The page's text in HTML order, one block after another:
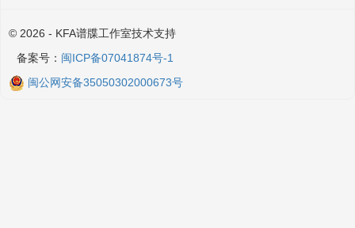
© 2026 - KFA谱牒工作室技术支持
备案号： 闽ICP备07041874号-1
闽公网安备35050302000673号